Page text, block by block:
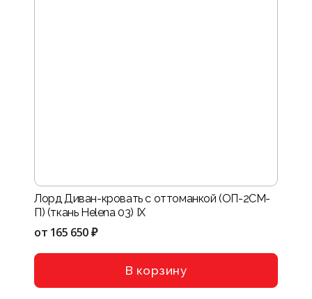
Лорд Диван-кровать с оттоманкой (ОП-2СМ-
П) (ткань Helena 03) IX
от 165 650 ₽
В корзину